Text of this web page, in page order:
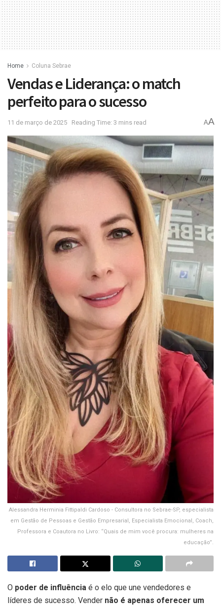
Home Coluna Sebrae
Vendas e Liderança: o match
perfeito para o sucesso
11 de março de 2025 Reading Time: 3 mins read AA
Alessandra Herminia Fittipaldi Cardoso - Consultora no Sebrae-SP, especialista
em Gestão de Pessoas e Gestão Empresarial, Especialista Emocional, Coach,
Professora e Coautora no Livro: “Quais de mim você procura: mulheres na
educação”.
O poder de influência é o elo que une vendedores e
líderes de sucesso. Vender não é apenas oferecer um